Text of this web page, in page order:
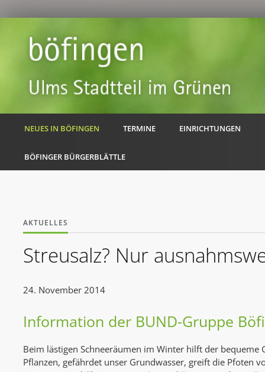
NEUES IN BÖFINGEN TERMINE EINRICHTUNGEN
BÖFINGER BÜRGERBLÄTTLE
AKTUELLES
Streusalz? Nur
24. November 2014
Information der BUND-Gruppe
Beim lästigen Schneeräumen im Winter hilft der bequeme
Pflanzen, gefährdet unser Grundwasser, greift die Pfoten